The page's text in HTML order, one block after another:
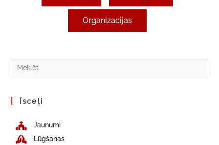
Organizacijas
Īsceļi
Jaunumi
Lūgšanas